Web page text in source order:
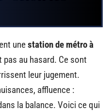
unestation de métro à
pas au hasard. Ce sont
leur jugement.
affluence :
la balance. Voici ce qui